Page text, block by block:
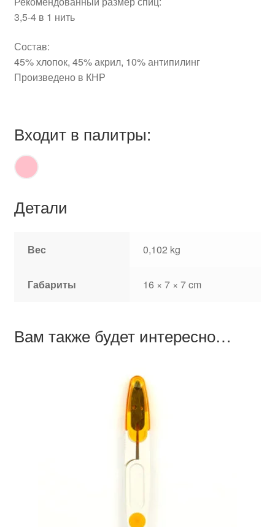
3,5-4 в 1 нить
Состав:
45% хлопок, 45% акрил, 10% антипилинг
Произведено в КНР
Входит в палитры:
Детали
Вес 0,102 kg
Габариты 16 × 7 × 7 cm
Вам также будет интересно…